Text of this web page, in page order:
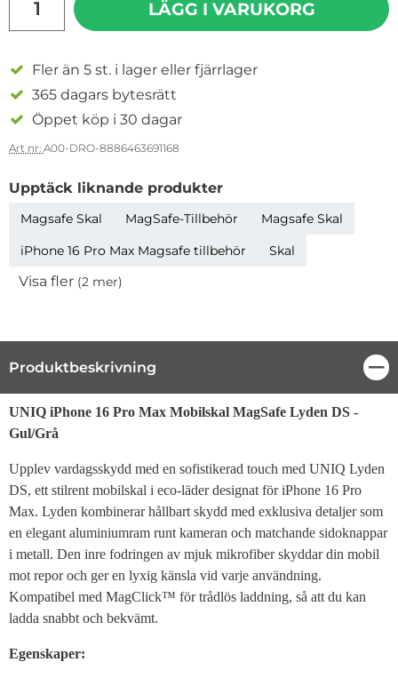
LÄGG I VARUKORG
Fler än 5 st. i lager eller fjärrlager
365 dagars bytesrätt
Öppet köp i 30 dagar
Art nr: A00-DRO-8886463691168
Upptäck liknande produkter
Magsafe Skal MagSafe-Tillbehör
Magsafe Skal
iPhone 16 Pro Max Magsafe tillbehör
Skal
Visa fler (2 mer)
Produktbeskrivning
Produktbeskrivning
UNIQ iPhone 16 Pro Max Mobilskal MagSafe Lyden DS -
Gul/Grå
Upplev vardagsskydd med en sofistikerad touch med UNIQ Lyden
DS, ett stilrent mobilskal i eco-läder designat för iPhone 16 Pro
Max. Lyden kombinerar hållbart skydd med exklusiva detaljer som
en elegant aluminiumram runt kameran och matchande sidoknappar
i metall. Den inre fodringen av mjuk mikrofiber skyddar din mobil
mot repor och ger en lyxig känsla vid varje användning.
Kompatibel med MagClick™ för trådlös laddning, så att du kan
ladda snabbt och bekvämt.
Egenskaper: